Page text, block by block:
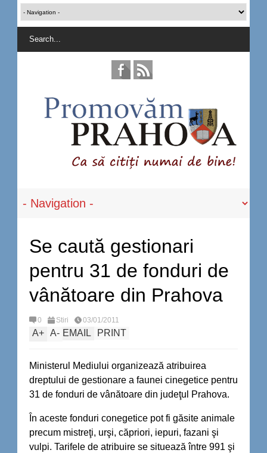
Se caută gestionari
pentru 31 de fonduri de
vânătoare din Prahova
0 Stiri 03/01/2011
A+ A- EMAIL PRINT
Ministerul Mediului organizează atribuirea
dreptului de gestionare a faunei cinegetice pentru
31 de fonduri de vânătoare din judeţul Prahova.
În aceste fonduri conegetice pot fi găsite animale
precum mistreţi, urşi, căpriori, iepuri, fazani şi
vulpi. Tarifele de atribuire se situează între 991 şi